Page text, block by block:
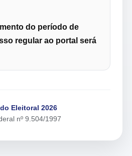
do período de
regular ao portal será
Eleitoral 2026
nº 9.504/1997